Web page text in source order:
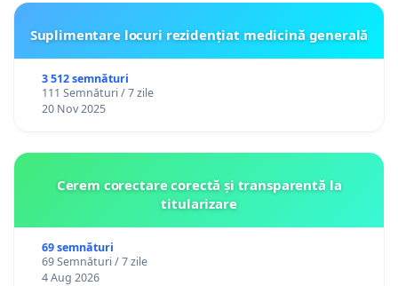
Suplimentare locuri rezidențiat medicină generală
3 512 semnături
111 Semnături / 7 zile
20 Nov 2025
Cerem corectare corectă și transparentă la
titularizare
69 semnături
69 Semnături / 7 zile
4 Aug 2026